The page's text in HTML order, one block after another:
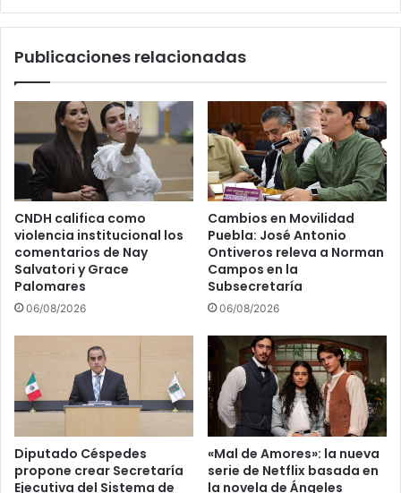
Publicaciones relacionadas
CNDH califica como
violencia institucional los
comentarios de Nay
Salvatori y Grace
Palomares
06/08/2026
Cambios en Movilidad
Puebla: José Antonio
Ontiveros releva a Norman
Campos en la
Subsecretaría
06/08/2026
Diputado Céspedes
propone crear Secretaría
Ejecutiva del Sistema de
«Mal de Amores»: la nueva
serie de Netflix basada en
la novela de Ángeles